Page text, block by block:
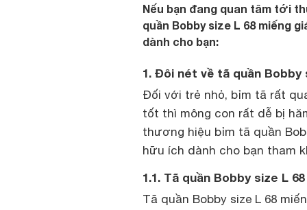
Nếu bạn đang quan tâm tới
quần Bobby size L 68 miếng
dành cho bạn:
1. Đôi nét về tã quần Bobby
Đối với trẻ nhỏ, bỉm tã rất
tốt thì mông con rất dễ bị
thương hiệu bỉm tã quần
hữu ích dành cho bạn tham
1.1. Tã quần Bobby size L
Tã quần Bobby size L 68